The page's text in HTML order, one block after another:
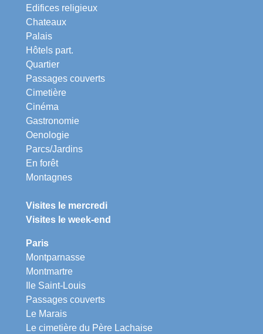
Edifices religieux
Chateaux
Palais
Hôtels part.
Quartier
Passages couverts
Cimetière
Cinéma
Gastronomie
Oenologie
Parcs/Jardins
En forêt
Montagnes
Visites le mercredi
Visites le week-end
Paris
Montparnasse
Montmartre
Ile Saint-Louis
Passages couverts
Le Marais
Le cimetière du Père Lachaise